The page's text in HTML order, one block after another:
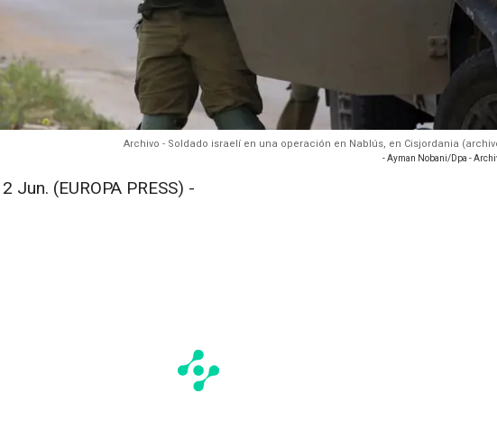
Archivo - Soldado israelí en una operación en Nablús, en Cisjordania
- Ayman Nobani/Dpa -
Jun. (EUROPA PRESS) -